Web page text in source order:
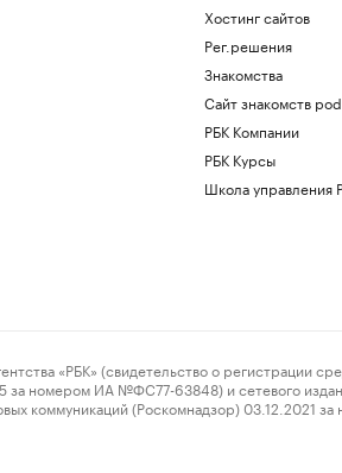
Хостинг сайтов
Рег.решения
Знакомства
Сайт знакомств
РБК Компании
РБК Курсы
Школа управления
«РБК» (свидетельство о регистрации
номером ИА №ФС77-63848) и сетевого
коммуникаций (Роскомнадзор) 03.12.2021